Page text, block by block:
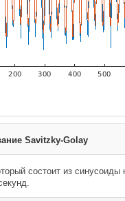
Savitzky-Golay
состоит из